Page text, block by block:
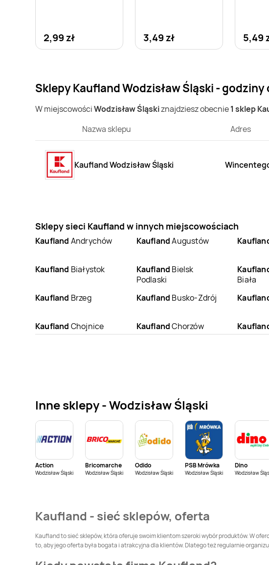
2,99 zł 3,49 zł 5,49
Sklepy Kaufland Wodzisław Śląski -
W miejscowościWodzisław Śląskiznajdziesz obecnie1 sklep
Nazwa sklepu
Adres
Kaufland Wodzisław Śląski
Sklepy sieci Kaufland w innych miejscowościach
Kaufland Andrychów KauflandAugustów
Kaufland Białystok Kaufland Bielsk
Podlaski
Biała
Kaufland Brzeg Kaufland Busko-Zdrój
Kaufland Chojnice KauflandChorzów
KauflandGłogów Kaufland Gniezno Kaufland
KauflandGrójec KauflandGrudziądz
KauflandInowrocław KauflandJabłonna
Kaufland
Kędzierzyn-
Koźle
KauflandKielce
Kaufland Kaufland
Inne sklepy - Wodzisław Śląski
Action
Wodzisław Śląski
Bricomarche
Wodzisław Śląski
Odido
Wodzisław Śląski
PSB Mrówka
Wodzisław Śląski
Dino
Wodzisław
Kaufland - sieć sklepów, oferta
Kaufland to sieć sklepów, która oferuje swoim klientom szeroki wybór produktów. W
to, aby jego oferta była bogata i atrakcyjna dla klientów. Dlatego też regularnie